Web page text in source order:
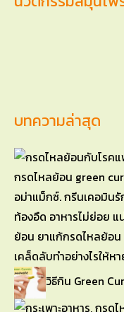
บทความล่าสุด
เคล็ดลับทำอย่างไรให้
วิธีกิน Green